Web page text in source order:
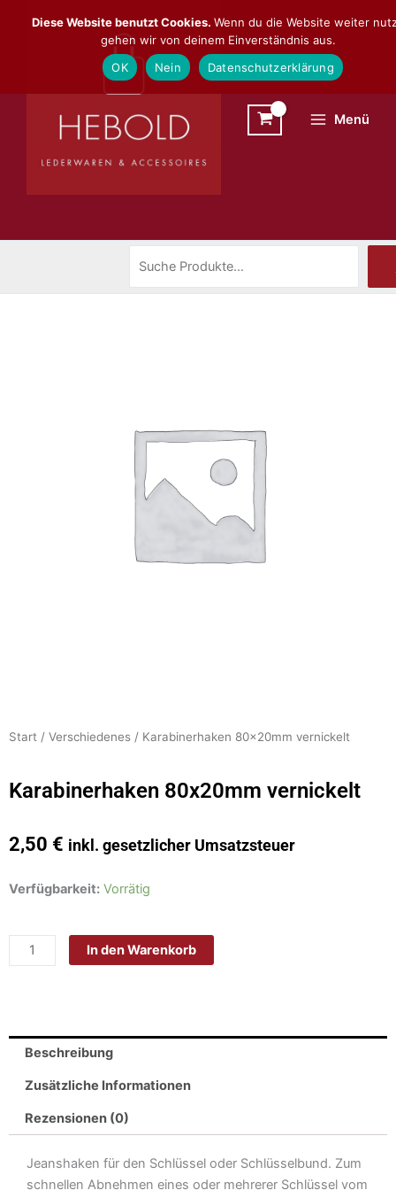
Inhalt
Menü
Start / Verschiedenes / Karabinerhaken 80x20mm vernickelt
Karabinerhaken 80x20mm vernickelt
2,50 € inkl. gesetzlicher Umsatzsteuer
Verfügbarkeit: Vorrätig
Karabinerhaken
Menge
In den Warenkorb
Beschreibung
Zusätzliche Informationen
Rezensionen (0)
Jeanshaken für den Schlüssel oder Schlüsselbund. Zum
schnellen Abnehmen eines oder mehrerer Schlüssel vom
Diese Website benutzt Cookies. Wenn du die Website weiter
gehen wir von deinem Einverständnis aus.
OK
Nein Datenschutzerklärung